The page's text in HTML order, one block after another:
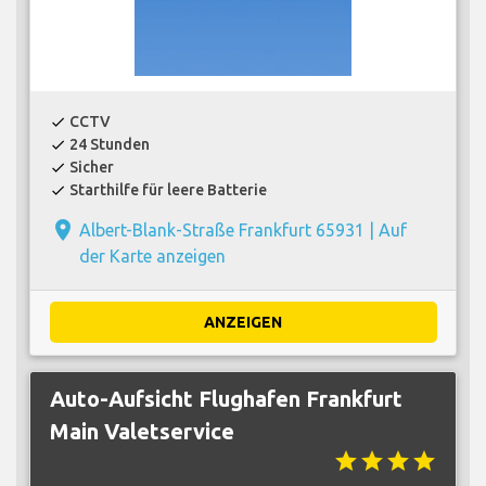
check CCTV
check 24 Stunden
check Sicher
check Starthilfe für leere Batterie
place Albert-Blank-Straße Frankfurt 65931 | Auf
der Karte anzeigen
ANZEIGEN
Auto-Aufsicht Flughafen Frankfurt
Main Valetservice
starstarstarstar